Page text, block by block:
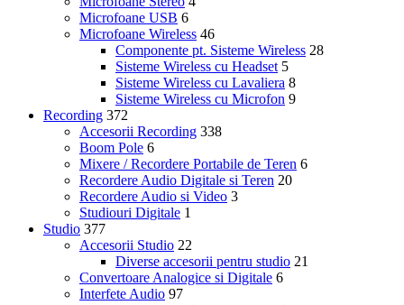
Microfoane USB 6
Microfoane Wireless 46
Componente pt. Sisteme Wireless 28
Sisteme Wireless cu Headset 5
Sisteme Wireless cu Lavaliera 8
Sisteme Wireless cu Microfon 9
Recording 372
Accesorii Recording 338
Boom Pole 6
Mixere / Recordere Portabile de Teren 6
Recordere Audio Digitale si Teren 20
Recordere Audio si Video 3
Studiouri Digitale 1
Studio 377
Accesorii Studio 22
Diverse accesorii pentru studio 21
Convertoare Analogice si Digitale 6
Interfete Audio 97